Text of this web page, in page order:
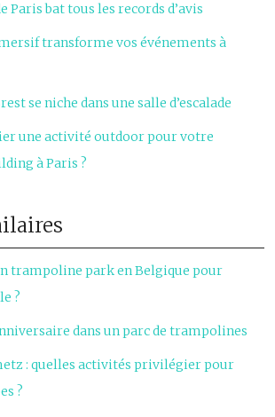
Paris bat tous les records d’avis
transforme vos événements à
se niche dans une salle d’escalade
une activité outdoor pour votre
à Paris ?
trampoline park en Belgique pour
?
dans un parc de trampolines
: quelles activités privilégier pour
?